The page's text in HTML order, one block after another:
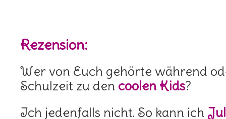
Rezension:
Wer von Euch gehörte während
Schulzeit zu den coolen Kids?
Ich jedenfalls nicht. So kann ich